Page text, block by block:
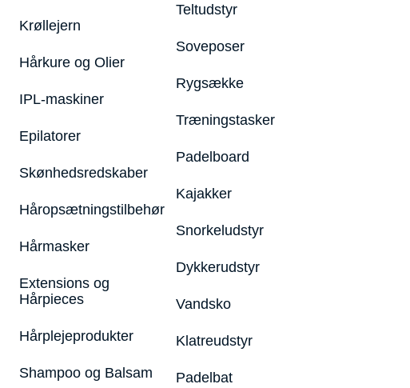
Krøllejern
Hårkure og Olier
IPL-maskiner
Epilatorer
Skønhedsredskaber
Håropsætningstilbehør
Hårmasker
Extensions og
Hårpieces
Hårplejeprodukter
Shampoo og Balsam
Teltudstyr
Soveposer
Rygsække
Træningstasker
Padelboard
Kajakker
Snorkeludstyr
Dykkerudstyr
Vandsko
Klatreudstyr
Padelbat